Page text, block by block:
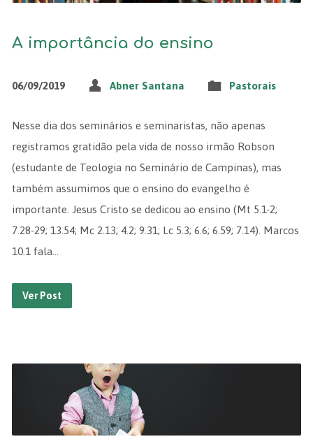
A importância do ensino
06/09/2019 Abner Santana Pastorais
Nesse dia dos seminários e seminaristas, não apenas
registramos gratidão pela vida de nosso irmão Robson
(estudante de Teologia no Seminário de Campinas), mas
também assumimos que o ensino do evangelho é
importante. Jesus Cristo se dedicou ao ensino (Mt 5.1-2;
7.28-29; 13.54; Mc 2.13; 4.2; 9.31; Lc 5.3; 6.6; 6.59; 7.14). Marcos
10.1 fala…
Ver Post